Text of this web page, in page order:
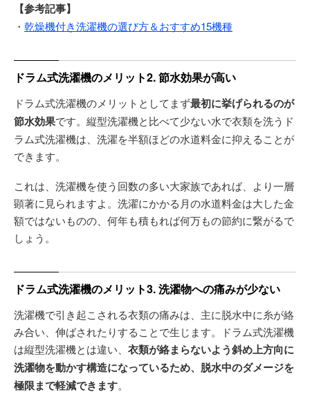
【参考記事】
・ 乾燥機付き洗濯機の選び方＆おすすめ15機種
ドラム式洗濯機のメリット2. 節水効果が高い
ドラム式洗濯機のメリットとしてまず最初に挙げられるのが
節水効果です。縦型洗濯機と比べて少ない水で衣類を洗うド
ラム式洗濯機は、洗濯を半額ほどの水道料金に抑えることが
できます。
これは、洗濯機を使う回数の多い大家族であれば、より一層
顕著に見られますよ。洗濯にかかる月の水道料金は大した金
額ではないものの、何年も積もれば何万もの節約に繋がるで
しょう。
ドラム式洗濯機のメリット3. 洗濯物への痛みが少ない
洗濯機で引き起こされる衣類の痛みは、主に脱水中に糸が絡
み合い、伸ばされたりすることで生じます。ドラム式洗濯機
は縦型洗濯機とは違い、 衣類が絡まらないよう斜め上方向に
洗濯物を動かす構造になっているため、脱水中のダメージを
極限まで軽減できます。